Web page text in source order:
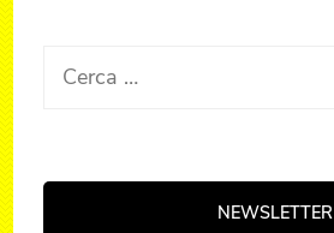
Ricerca
NEWSLETTER